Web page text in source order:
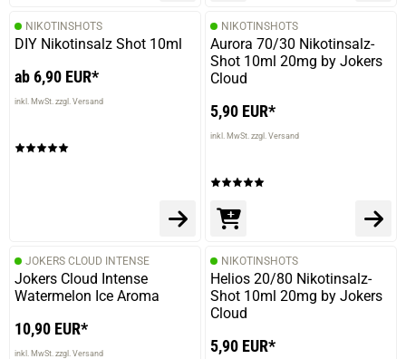
NIKOTINSHOTS
DIY Nikotinsalz Shot 10ml
ab 6,90 EUR*
inkl. MwSt. zzgl. Versand
NIKOTINSHOTS
Aurora 70/30 Nikotinsalz-
Shot 10ml 20mg by Jokers
Cloud
5,90 EUR*
inkl. MwSt. zzgl. Versand
JOKERS CLOUD INTENSE
Jokers Cloud Intense
Watermelon Ice Aroma
10,90 EUR*
inkl. MwSt. zzgl. Versand
NIKOTINSHOTS
Helios 20/80 Nikotinsalz-
Shot 10ml 20mg by Jokers
Cloud
5,90 EUR*